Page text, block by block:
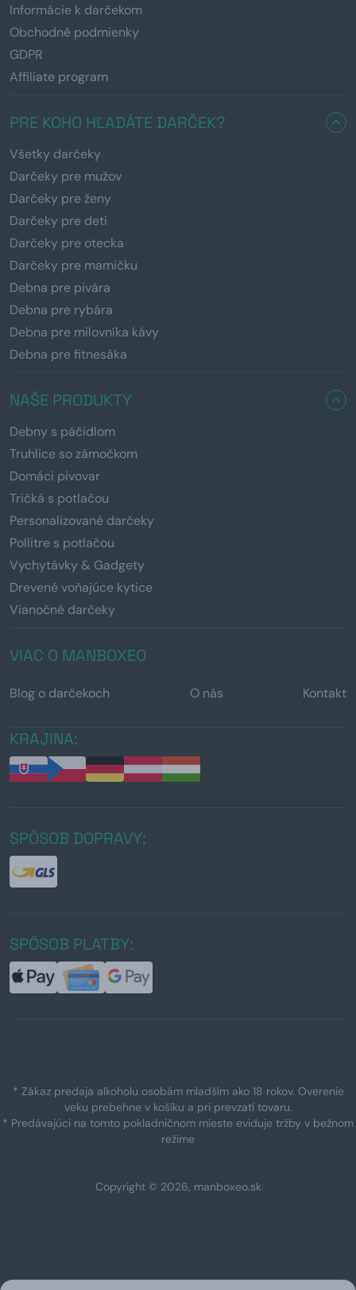
Informácie k darčekom
Obchodné podmienky
GDPR
Affiliate program
PRE KOHO HĽADÁTE DARČEK?
Všetky darčeky
Darčeky pre mužov
Darčeky pre ženy
Darčeky pre deti
Darčeky pre otecka
Darčeky pre mamičku
Debna pre pivára
Debna pre rybára
Debna pre milovníka kávy
Debna pre fitnesáka
NAŠE PRODUKTY
Debny s páčidlom
Truhlice so zámočkom
Domáci pivovar
Tričká s potlačou
Personalizované darčeky
Pollitre s potlačou
Vychytávky & Gadgety
Drevené voňajúce kytice
Vianočné darčeky
VIAC O MANBOXEO
Blog o darčekoch O nás Kontakt
KRAJINA:
SPÔSOB DOPRAVY:
SPÔSOB PLATBY:
* Zákaz predaja alkoholu osobám mladším ako 18 rokov. Overenie
veku prebehne v košíku a pri prevzatí tovaru.
* Predávajúci na tomto pokladničnom mieste eviduje tržby v bežnom
režime
Copyright © 2026, manboxeo.sk